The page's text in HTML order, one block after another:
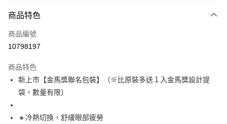
台新國際商業銀行
元大商業銀行
玉山商業銀行
台新國際商業銀行
台灣樂天信用卡公司
Google Pay
大哥付你分期
相關說明
1.本服務由台灣大哥大提供，台灣大哥大用戶可立即使用無須另外申請。
2.付款方式選擇「大哥付你分期」，訂單成立後會自動跳轉到大哥付的交易
流程，驗證手機門號後，選擇欲分期的期數、繳款截止日，確認付款後即完
成交易。
消。如遇「轉專審核」未通過狀況，表示未達大哥付你分期系統評分，恕無
AFTEE先享後付
相關說明
【關於「AFTEE先享後付」】
AFTEE先享後付是「在收到商品之後才付款」的支付方式。 讓您購物簡單
便利好安心！
１．簡單：不需註冊會員、不需綁卡、不需儲值。
Hami Point
相關說明
「Hami Point」為中華電信所提供之點數服務，可於會員專區綁定中華電信
商品特色
商品編號
10798197
商品特色
新上市【金馬獎聯名包裝】（※比原裝多送１入金馬獎設計提
袋，數量有限）
🔸冷熱切換，舒緩眼部疲勞